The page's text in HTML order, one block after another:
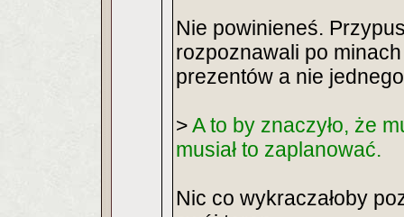
Nie powinieneś.
rozpoznawali po
prezentów a nie
>A to by znaczyło, że
musiał to zaplanować.
Nic co wykraczałoby